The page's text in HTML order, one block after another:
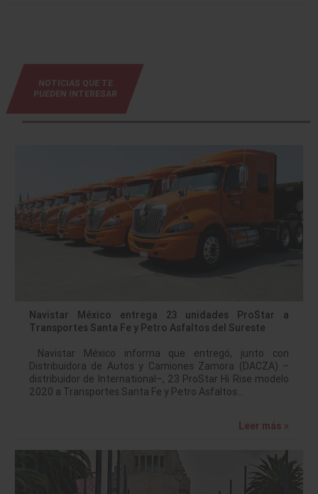
NOTICIAS QUE TE
PUEDEN INTERESAR
Navistar México entrega 23 unidades ProStar a
Transportes Santa Fe y Petro Asfaltos del Sureste
Navistar México informa que entregó, junto con
Distribuidora de Autos y Camiones Zamora (DACZA) –
distribuidor de International–, 23 ProStar Hi Rise modelo
2020 a Transportes Santa Fe y Petro Asfaltos…
Leer más »